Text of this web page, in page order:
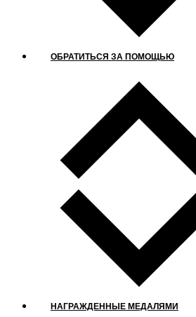
ОБРАТИТЬСЯ ЗА ПОМОЩЬЮ
НАГРАЖДЕННЫЕ МЕДАЛЯМИ